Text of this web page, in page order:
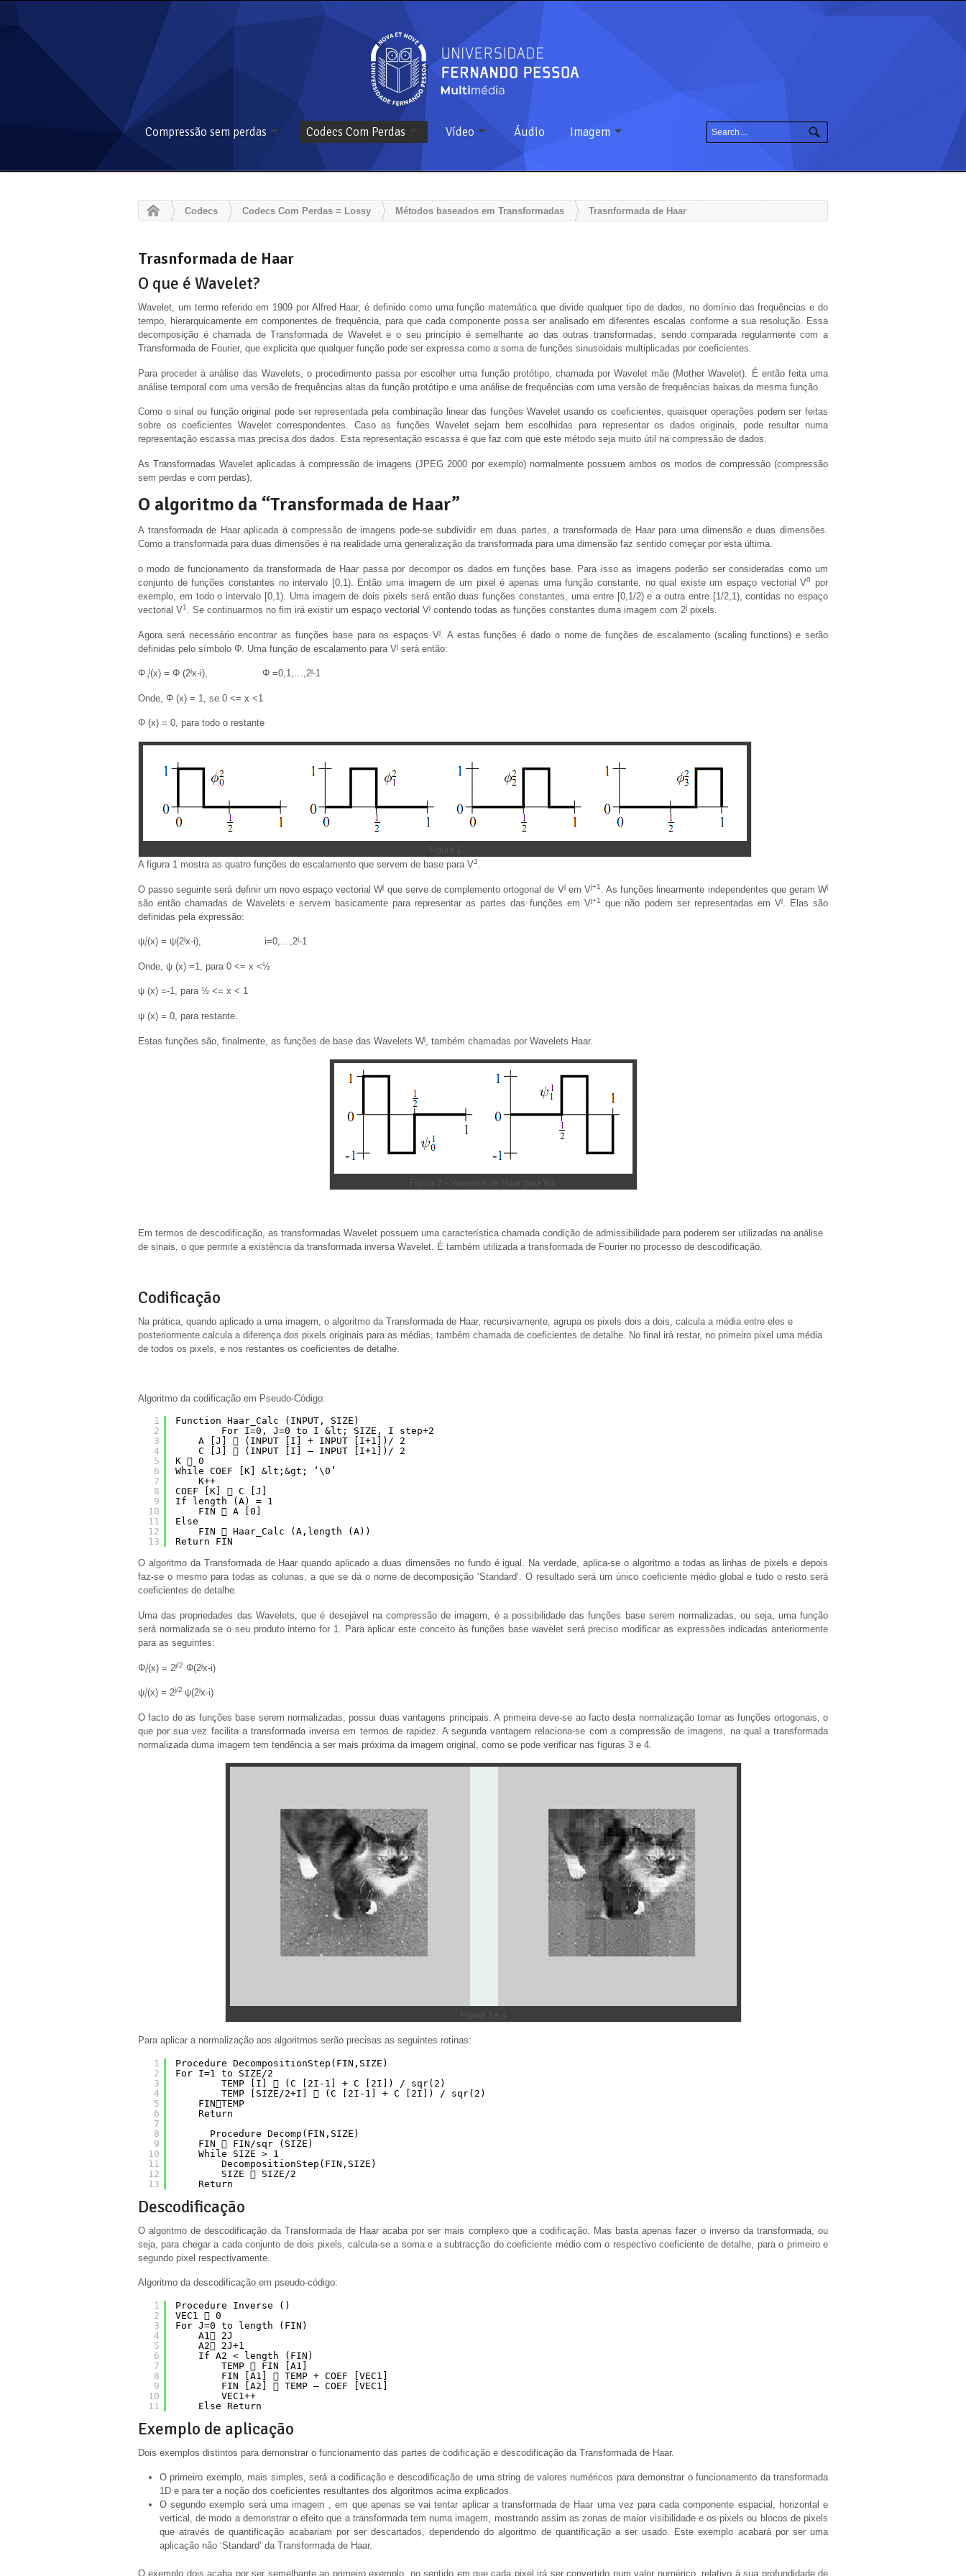
Compressão sem perdas Codecs Com Perdas Vídeo Áudio Imagem
Codecs Codecs Com Perdas ≡ Lossy Métodos baseados em Transformadas Trasnformada de Haar
Trasnformada de Haar
O que é Wavelet?
Wavelet, um termo referido em 1909 por Alfred Haar, é definido como uma função matemática que divide qualquer tipo de dados, no domínio das frequências e do
tempo, hierarquicamente em componentes de frequência, para que cada componente possa ser analisado em diferentes escalas conforme a sua resolução. Essa
decomposição é chamada de Transformada de Wavelet e o seu princípio é semelhante ao das outras transformadas, sendo comparada regularmente com a
Transformada de Fourier, que explicita que qualquer função pode ser expressa como a soma de funções sinusoidais multiplicadas por coeficientes.
Para proceder à análise das Wavelets, o procedimento passa por escolher uma função protótipo, chamada por Wavelet mãe (Mother Wavelet). É então feita uma
análise temporal com uma versão de frequências altas da função protótipo e uma análise de frequências com uma versão de frequências baixas da mesma função.
Como o sinal ou função original pode ser representada pela combinação linear das funções Wavelet usando os coeficientes, quaisquer operações podem ser feitas
sobre os coeficientes Wavelet correspondentes. Caso as funções Wavelet sejam bem escolhidas para representar os dados originais, pode resultar numa
representação escassa mas precisa dos dados. Esta representação escassa é que faz com que este método seja muito útil na compressão de dados.
As Transformadas Wavelet aplicadas à compressão de imagens (JPEG 2000 por exemplo) normalmente possuem ambos os modos de compressão (compressão
sem perdas e com perdas).
O algoritmo da “Transformada de Haar”
A transformada de Haar aplicada à compressão de imagens pode-se subdividir em duas partes, a transformada de Haar para uma dimensão e duas dimensões.
Como a transformada para duas dimensões é na realidade uma generalização da transformada para uma dimensão faz sentido começar por esta última.
o modo de funcionamento da transformada de Haar passa por decompor os dados em funções base. Para isso as imagens poderão ser consideradas como um
conjunto de funções constantes no intervalo [0,1). Então uma imagem de um pixel é apenas uma função constante, no qual existe um espaço vectorial V0 por
exemplo, em todo o intervalo [0,1). Uma imagem de dois pixels será então duas funções constantes, uma entre [0,1/2) e a outra entre [1/2,1), contidas no espaço
vectorial V1 ­­. Se continuarmos no fim irá existir um espaço vectorial Vj contendo todas as funções constantes duma imagem com 2j pixels.
Agora será necessário encontrar as funções base para os espaços Vj
. A estas funções é dado o nome de funções de escalamento (scaling functions) e serão
definidas pelo símbolo Φ. Uma função de escalamento para Vj será então:
Φ i
j(x) = Φ (2jx-i), Φ =0,1,…,2j-1
Onde, Φ (x) = 1, se 0 <= x <1
Φ (x) = 0, para todo o restante
Figura 1
A figura 1 mostra as quatro funções de escalamento que servem de base para V2.
O passo seguinte será definir um novo espaço vectorial Wj que serve de complemento ortogonal de Vjem Vj+1 . As funções linearmente independentes que geram Wj
são então chamadas de Wavelets e servem basicamente para representar as partes das funções em Vj+1 que não podem ser representadas em Vj. Elas são
definidas pela expressão:
ψi
j(x) = ψ(2jx-i), i=0,…,2j-1
Onde, ψ (x) =1, para 0 <= x <½
ψ (x) =-1, para ½ <= x < 1
ψ (x) = 0, para restante.
Estas funções são, finalmente, as funções de base das Wavelets Wj , também chamadas por Wavelets Haar.
Figura 2 – Wavelets de Haar para W1
Em termos de descodificação, as transformadas Wavelet possuem uma característica chamada condição de admissibilidade para poderem ser utilizadas na análise
de sinais, o que permite a existência da transformada inversa Wavelet. É também utilizada a transformada de Fourier no processo de descodificação.
Codificação
Na prática, quando aplicado a uma imagem, o algoritmo da Transformada de Haar, recursivamente, agrupa os pixels dois a dois, calcula a média entre eles e
posteriormente calcula a diferença dos pixels originais para as médias, também chamada de coeficientes de detalhe. No final irá restar, no primeiro pixel uma média
de todos os pixels, e nos restantes os coeficientes de detalhe.
Algoritmo da codificação em Pseudo-Código:
1
2
3
4
5
6
7
8
9
10
11
12
13
Function Haar_Calc (INPUT, SIZE)
For I=0, J=0 to I &lt; SIZE, I step+2
A [J]  (INPUT [I] + INPUT [I+1])/ 2
C [J]  (INPUT [I] – INPUT [I+1])/ 2
K  0
While COEF [K] &lt;&gt; ‘\0’
K++
COEF [K]  C [J]
If length (A) = 1
FIN  A [0]
Else
FIN  Haar_Calc (A,length (A))
Return FIN
O algoritmo da Transformada de Haar quando aplicado a duas dimensões no fundo é igual. Na verdade, aplica-se o algoritmo a todas as linhas de pixels e depois
faz-se o mesmo para todas as colunas, a que se dá o nome de decomposição ‘Standard’. O resultado será um único coeficiente médio global e tudo o resto será
coeficientes de detalhe.
Uma das propriedades das Wavelets, que é desejável na compressão de imagem, é a possibilidade das funções base serem normalizadas, ou seja, uma função
será normalizada se o seu produto interno for 1. Para aplicar este conceito às funções base wavelet será preciso modificar as expressões indicadas anteriormente
para as seguintes:
Φi
j(x) = 2j/2 Φ(2jx-i)
ψi
j(x) = 2j/2 ψ(2jx-i)
O facto de as funções base serem normalizadas, possui duas vantagens principais. A primeira deve-se ao facto desta normalização tornar as funções ortogonais, o
que por sua vez facilita a transformada inversa em termos de rapidez. A segunda vantagem relaciona-se com a compressão de imagens, na qual a transformada
normalizada duma imagem tem tendência a ser mais próxima da imagem original, como se pode verificar nas figuras 3 e 4.
Figura 3 e 4
Para aplicar a normalização aos algoritmos serão precisas as seguintes rotinas:
1
2
3
4
5
6
7
8
9
10
11
12
13
Procedure DecompositionStep(FIN,SIZE)
For I=1 to SIZE/2
TEMP [I]  (C [2I-1] + C [2I]) / sqr(2)
TEMP [SIZE/2+I]  (C [2I-1] + C [2I]) / sqr(2)
FINTEMP
Return
Procedure Decomp(FIN,SIZE)
FIN  FIN/sqr (SIZE)
While SIZE > 1
DecompositionStep(FIN,SIZE)
SIZE  SIZE/2
Return
Descodificação
O algoritmo de descodificação da Transformada de Haar acaba por ser mais complexo que a codificação. Mas basta apenas fazer o inverso da transformada, ou
seja, para chegar a cada conjunto de dois pixels, calcula-se a soma e a subtracção do coeficiente médio com o respectivo coeficiente de detalhe, para o primeiro e
segundo pixel respectivamente.
Algoritmo da descodificação em pseudo-código:
1
2
3
4
5
6
7
8
9
10
11
Procedure Inverse ()
VEC1  0
For J=0 to length (FIN)
A1 2J
A2 2J+1
If A2 < length (FIN)
TEMP  FIN [A1]
FIN [A1]  TEMP + COEF [VEC1]
FIN [A2]  TEMP – COEF [VEC1]
VEC1++
Else Return
Exemplo de aplicação
Dois exemplos distintos para demonstrar o funcionamento das partes de codificação e descodificação da Transformada de Haar.
O primeiro exemplo, mais simples, será a codificação e descodificação de uma string de valores numéricos para demonstrar o funcionamento da transformada
1D e para ter a noção dos coeficientes resultantes dos algoritmos acima explicados.
O segundo exemplo será uma imagem , em que apenas se vai tentar aplicar a transformada de Haar uma vez para cada componente espacial, horizontal e
vertical, de modo a demonstrar o efeito que a transformada tem numa imagem, mostrando assim as zonas de maior visibilidade e os pixels ou blocos de pixels
que através de quantificação acabariam por ser descartados, dependendo do algoritmo de quantificação a ser usado. Este exemplo acabará por ser uma
aplicação não ‘Standard’ da Transformada de Haar.
O exemplo dois acaba por ser semelhante ao primeiro exemplo, no sentido em que cada pixel irá ser convertido num valor numérico, relativo à sua profundidade de